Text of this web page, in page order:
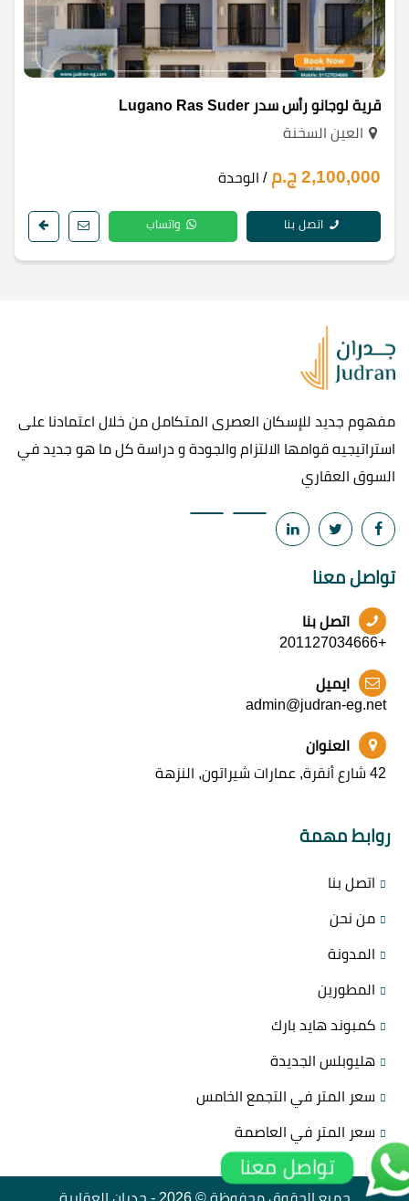
قرية لوجانو رأس سدر Lugano Ras Suder
العين السخنة
2,100,000 ج.م / الوحدة
اتصل بنا واتساب
مفهوم جديد للإسكان العصرى المتكامل من خلال اعتمادنا على
استراتيجيه قوامها الالتزام والجودة و دراسة كل ما هو جديد في
السوق العقاري
تواصل معنا
اتصل بنا
+201127034666
ايميل
admin@judran-eg.net
العنوان
42 شارع أنقرة, عمارات شيراتون, النزهة
روابط مهمة
اتصل بنا
من نحن
المدونة
المطورين
كمبوند هايد بارك
هليوبلس الجديدة
سعر المتر في التجمع الخامس
سعر المتر في العاصمة
جميع الحقوق محفوظة © 2026 - جدران العقارية
تواصل معنا